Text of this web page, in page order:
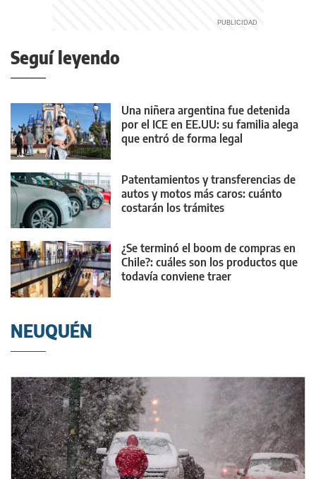
Seguí leyendo
Una niñera argentina fue detenida
por el ICE en EE.UU: su familia alega
que entró de forma legal
Patentamientos y transferencias de
autos y motos más caros: cuánto
costarán los trámites
¿Se terminó el boom de compras en
Chile?: cuáles son los productos que
todavía conviene traer
NEUQUÉN